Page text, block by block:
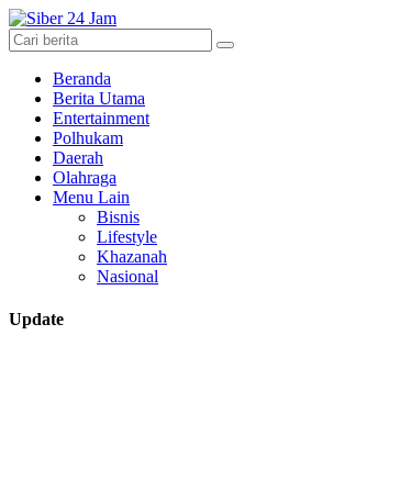
Beranda
Berita Utama
Entertainment
Polhukam
Daerah
Olahraga
Menu Lain
Bisnis
Lifestyle
Khazanah
Nasional
Update